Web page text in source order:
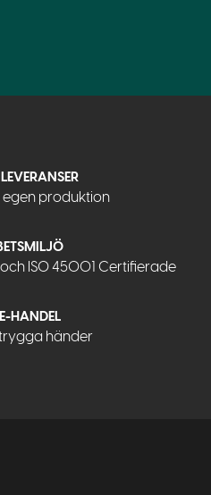
egen produktion
och ISO 45001 Certifierade
HANDEL
händer